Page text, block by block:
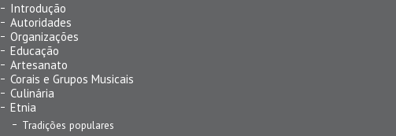
Introdução
Autoridades
Organizações
Educação
Artesanato
Corais e Grupos Musicais
Culinária
Etnia
Tradições populares